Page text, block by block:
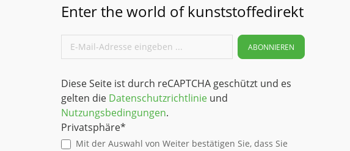
Enter the world of kunststoffedirekt
ABONNIEREN
Diese Seite ist durch reCAPTCHA geschützt und es
gelten die Datenschutzrichtlinie und
Nutzungsbedingungen.
Privatsphäre*
Mit der Auswahl von Weiter bestätigen Sie, dass Sie